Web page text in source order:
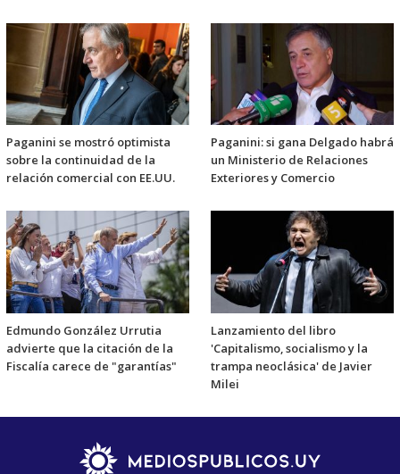
Paganini se mostró optimista
sobre la continuidad de la
relación comercial con EE.UU.
Paganini: si gana Delgado habrá
un Ministerio de Relaciones
Exteriores y Comercio
Edmundo González Urrutia
advierte que la citación de la
Fiscalía carece de "garantías"
Lanzamiento del libro
'Capitalismo, socialismo y la
trampa neoclásica' de Javier
Milei